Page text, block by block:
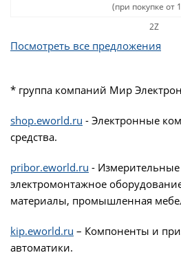
(при покупке от
Посмотреть все предложения
* группа компаний Мир
shop.eworld.ru - Электронные
средства.
pribor.eworld.ru -
электромонтажное
материалы, промышленная
kip.eworld.ru – Компоненты и
автоматики.